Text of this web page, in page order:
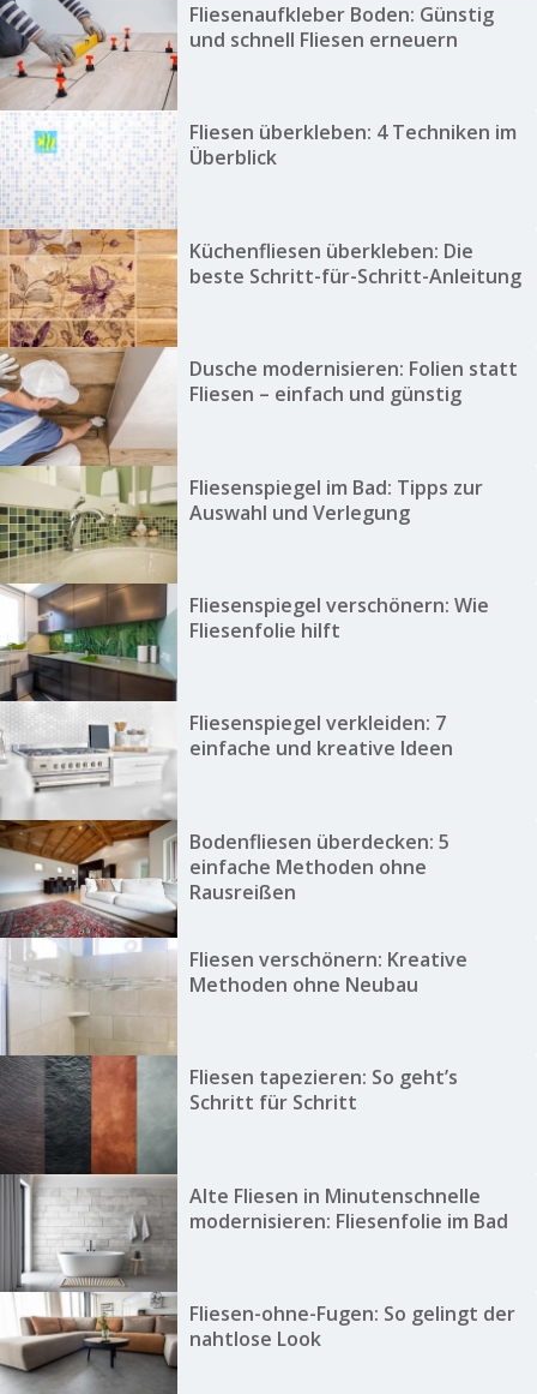
Fliesenaufkleber Boden: Günstig
und schnell Fliesen erneuern
Fliesen überkleben: 4 Techniken im
Überblick
Küchenfliesen überkleben: Die
beste Schritt-für-Schritt-Anleitung
Dusche modernisieren: Folien statt
Fliesen – einfach und günstig
Fliesenspiegel im Bad: Tipps zur
Auswahl und Verlegung
Fliesenspiegel verschönern: Wie
Fliesenfolie hilft
Fliesenspiegel verkleiden: 7
einfache und kreative Ideen
Bodenfliesen überdecken: 5
einfache Methoden ohne
Rausreißen
Fliesen verschönern: Kreative
Methoden ohne Neubau
Fliesen tapezieren: So geht’s
Schritt für Schritt
Alte Fliesen in Minutenschnelle
modernisieren: Fliesenfolie im Bad
Fliesen-ohne-Fugen: So gelingt der
nahtlose Look